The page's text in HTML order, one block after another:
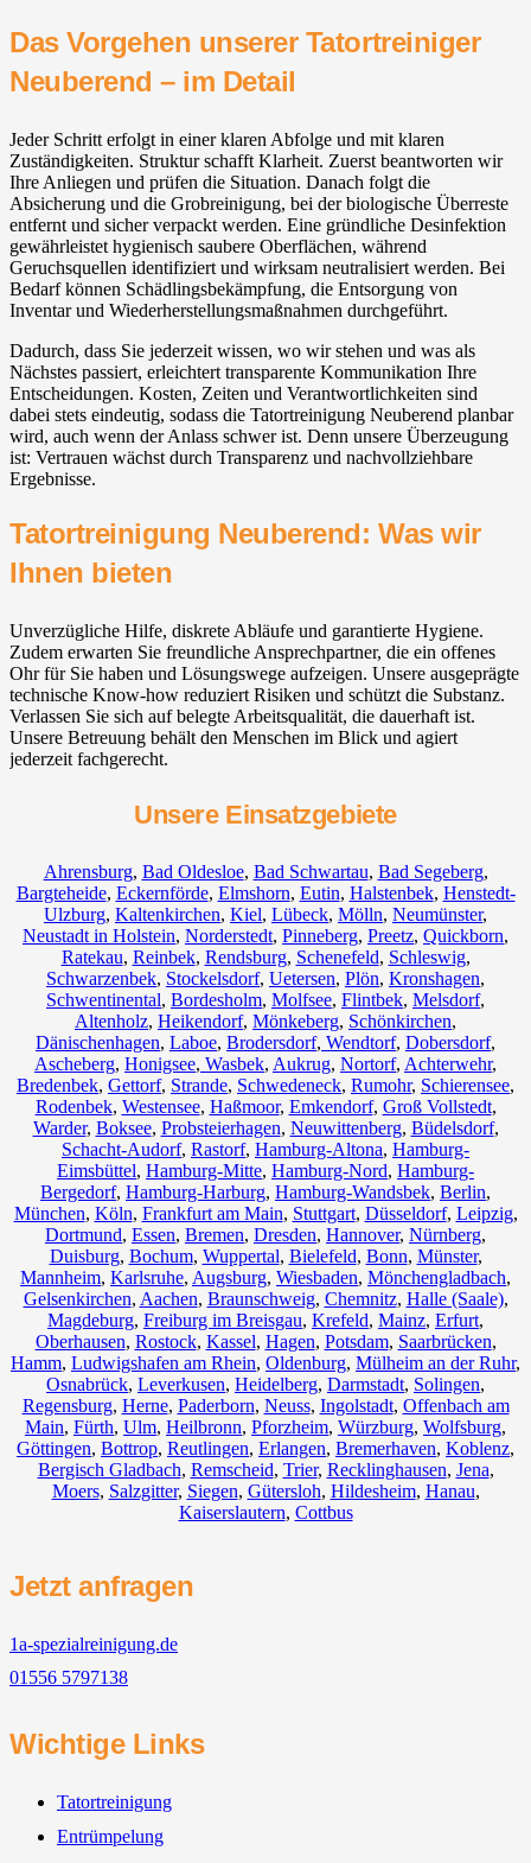
Das Vorgehen unserer Tatortreiniger
Neuberend – im Detail
Jeder Schritt erfolgt in einer klaren Abfolge und mit klaren
Zuständigkeiten. Struktur schafft Klarheit. Zuerst beantworten wir
Ihre Anliegen und prüfen die Situation. Danach folgt die
Absicherung und die Grobreinigung, bei der biologische Überreste
entfernt und sicher verpackt werden. Eine gründliche Desinfektion
gewährleistet hygienisch saubere Oberflächen, während
Geruchsquellen identifiziert und wirksam neutralisiert werden. Bei
Bedarf können Schädlingsbekämpfung, die Entsorgung von
Inventar und Wiederherstellungsmaßnahmen durchgeführt.
Dadurch, dass Sie jederzeit wissen, wo wir stehen und was als
Nächstes passiert, erleichtert transparente Kommunikation Ihre
Entscheidungen. Kosten, Zeiten und Verantwortlichkeiten sind
dabei stets eindeutig, sodass die Tatortreinigung Neuberend planbar
wird, auch wenn der Anlass schwer ist. Denn unsere Überzeugung
ist: Vertrauen wächst durch Transparenz und nachvollziehbare
Ergebnisse.
Tatortreinigung Neuberend: Was wir
Ihnen bieten
Unverzügliche Hilfe, diskrete Abläufe und garantierte Hygiene.
Zudem erwarten Sie freundliche Ansprechpartner, die ein offenes
Ohr für Sie haben und Lösungswege aufzeigen. Unsere ausgeprägte
technische Know-how reduziert Risiken und schützt die Substanz.
Verlassen Sie sich auf belegte Arbeitsqualität, die dauerhaft ist.
Unsere Betreuung behält den Menschen im Blick und agiert
jederzeit fachgerecht.
Unsere Einsatzgebiete
Ahrensburg, Bad Oldesloe, Bad Schwartau, Bad Segeberg,
Bargteheide, Eckernförde, Elmshorn, Eutin, Halstenbek, Henstedt-
Ulzburg, Kaltenkirchen, Kiel, Lübeck, Mölln, Neumünster,
Neustadt in Holstein, Norderstedt, Pinneberg, Preetz, Quickborn,
Ratekau, Reinbek, Rendsburg, Schenefeld, Schleswig,
Schwarzenbek, Stockelsdorf, Uetersen, Plön, Kronshagen,
Schwentinental, Bordesholm, Molfsee, Flintbek, Melsdorf,
Altenholz, Heikendorf, Mönkeberg, Schönkirchen,
Dänischenhagen, Laboe, Brodersdorf, Wendtorf, Dobersdorf,
Ascheberg, Honigsee, Wasbek, Aukrug, Nortorf, Achterwehr,
Bredenbek, Gettorf, Strande, Schwedeneck, Rumohr, Schierensee,
Rodenbek, Westensee, Haßmoor, Emkendorf, Groß Vollstedt,
Warder, Boksee, Probsteierhagen, Neuwittenberg, Büdelsdorf,
Schacht-Audorf, Rastorf, Hamburg-Altona, Hamburg-
Eimsbüttel, Hamburg-Mitte, Hamburg-Nord, Hamburg-
Bergedorf, Hamburg-Harburg, Hamburg-Wandsbek, Berlin,
München, Köln, Frankfurt am Main, Stuttgart, Düsseldorf, Leipzig,
Dortmund, Essen, Bremen, Dresden, Hannover, Nürnberg,
Duisburg, Bochum, Wuppertal, Bielefeld, Bonn, Münster,
Mannheim, Karlsruhe, Augsburg, Wiesbaden, Mönchengladbach,
Gelsenkirchen, Aachen, Braunschweig, Chemnitz⁠, Halle (Saale),
Magdeburg, Freiburg im Breisgau, Krefeld, Mainz, Erfurt,
Oberhausen, Rostock, Kassel, Hagen, Potsdam, Saarbrücken,
Hamm, Ludwigshafen am Rhein, Oldenburg, Mülheim an der Ruhr,
Osnabrück, Leverkusen, Heidelberg, Darmstadt, Solingen,
Regensburg, Herne, Paderborn, Neuss, Ingolstadt, Offenbach am
Main, Fürth, Ulm, Heilbronn, Pforzheim, Würzburg, Wolfsburg,
Göttingen, Bottrop, Reutlingen, Erlangen, Bremerhaven, Koblenz,
Bergisch Gladbach, Remscheid, Trier, Recklinghausen, Jena,
Moers, Salzgitter, Siegen, Gütersloh, Hildesheim, Hanau,
Kaiserslautern, Cottbus
Jetzt anfragen
1a-spezialreinigung.de
01556 5797138
Wichtige Links
Tatortreinigung
Entrümpelung